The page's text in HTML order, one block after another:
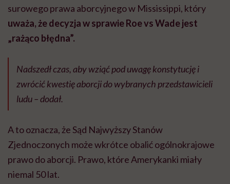
surowego prawa aborcyjnego w Mississippi, który
uważa, że decyzja w sprawie Roe vs Wade jest
„rażąco błędna”.
Nadszedł czas, aby wziąć pod uwagę konstytucję i
zwrócić kwestię aborcji do wybranych przedstawicieli
ludu – dodał.
A to oznacza, że Sąd Najwyższy Stanów
Zjednoczonych może wkrótce obalić ogólnokrajowe
prawo do aborcji. Prawo, które Amerykanki miały
niemal 50 lat.